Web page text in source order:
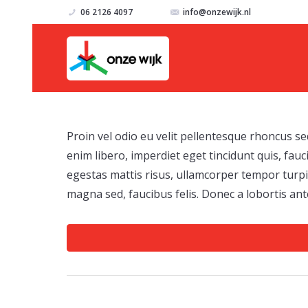
06 2126 4097 info@onzewijk.nl
Proin vel odio eu velit pellentesque rhoncus
enim libero, imperdiet eget tincidunt quis,
egestas mattis risus, ullamcorper tempor
magna sed, faucibus felis. Donec a lobortis